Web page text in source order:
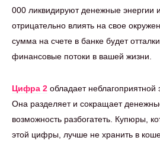
000 ликвидируют денежные энергии
отрицательно влиять на свое
сумма на счете в банке будет
финансовые потоки в вашей жизни.
Цифра 2 обладает неблагоприятной
Она разделяет и сокращает
возможность разбогатеть. Купюры,
этой цифры, лучше не хранить в